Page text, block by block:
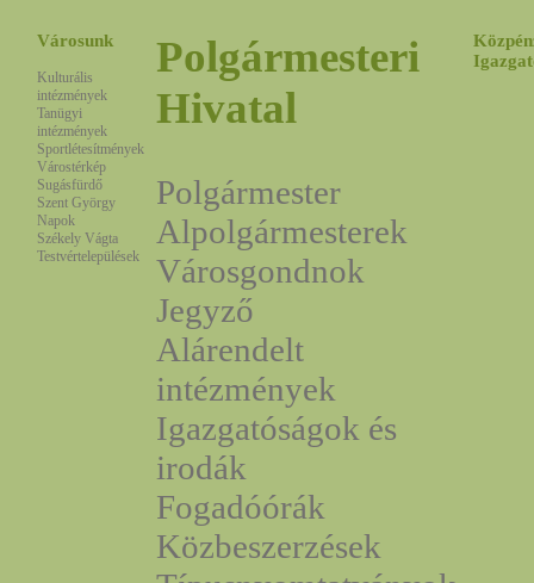
Városunk
Kulturális
intézmények
Tanügyi
intézmények
Sportlétesítmények
Várostérkép
Sugásfürdő
Szent György
Napok
Székely Vágta
Testvértelepülések
Polgármesteri
Hivatal
Polgármester
Alpolgármesterek
Városgondnok
Jegyző
Alárendelt
intézmények
Igazgatóságok és
irodák
Fogadóórák
Közbeszerzések